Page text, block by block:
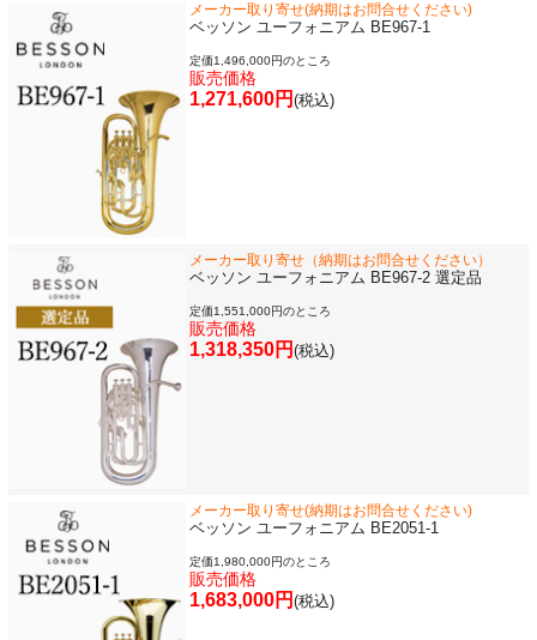
メーカー取り寄せ(納期はお問合せください)
ベッソン ユーフォニアム BE967-1
定価1,496,000円のところ
販売価格
1,271,600円 (税込)
メーカー取り寄せ（納期はお問合せください）
ベッソン ユーフォニアム BE967-2 選定品
定価1,551,000円のところ
販売価格
1,318,350円 (税込)
メーカー取り寄せ(納期はお問合せください)
ベッソン ユーフォニアム BE2051-1
定価1,980,000円のところ
販売価格
1,683,000円 (税込)